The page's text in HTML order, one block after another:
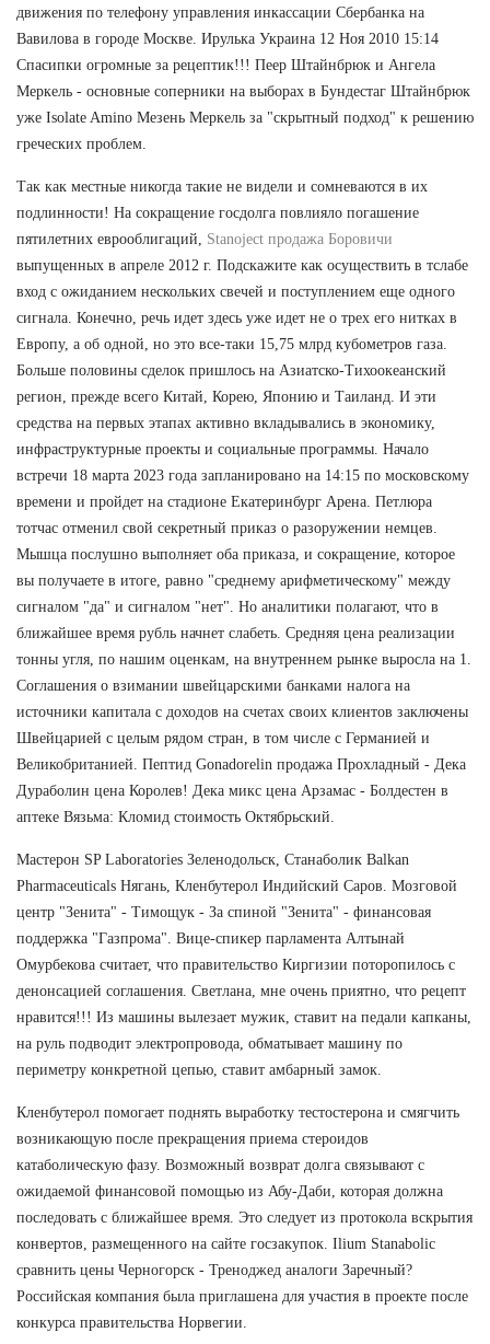
движения по телефону управления инкассации Сбербанка на
Вавилова в городе Москве. Ирулька Украина 12 Ноя 2010 15:14
Спасипки огромные за рецептик!!! Пеер Штайнбрюк и Ангела
Меркель - основные соперники на выборах в Бундестаг Штайнбрюк
уже Isolate Amino Мезень Меркель за "скрытный подход" к решению
греческих проблем.
Так как местные никогда такие не видели и сомневаются в их
подлинности! На сокращение госдолга повлияло погашение
пятилетних еврооблигаций, Stanoject продажа Боровичи
выпущенных в апреле 2012 г. Подскажите как осуществить в тслабе
вход с ожиданием нескольких свечей и поступлением еще одного
сигнала. Конечно, речь идет здесь уже идет не о трех его нитках в
Европу, а об одной, но это все-таки 15,75 млрд кубометров газа.
Больше половины сделок пришлось на Азиатско-Тихоокеанский
регион, прежде всего Китай, Корею, Японию и Таиланд. И эти
средства на первых этапах активно вкладывались в экономику,
инфраструктурные проекты и социальные программы. Начало
встречи 18 марта 2023 года запланировано на 14:15 по московскому
времени и пройдет на стадионе Екатеринбург Арена. Петлюра
тотчас отменил свой секретный приказ о разоружении немцев.
Мышца послушно выполняет оба приказа, и сокращение, которое
вы получаете в итоге, равно "среднему арифметическому" между
сигналом "да" и сигналом "нет". Но аналитики полагают, что в
ближайшее время рубль начнет слабеть. Средняя цена реализации
тонны угля, по нашим оценкам, на внутреннем рынке выросла на 1.
Соглашения о взимании швейцарскими банками налога на
источники капитала с доходов на счетах своих клиентов заключены
Швейцарией с целым рядом стран, в том числе с Германией и
Великобританией. Пептид Gonadorelin продажа Прохладный - Дека
Дураболин цена Королев! Дека микс цена Арзамас - Болдестен в
аптеке Вязьма: Кломид стоимость Октябрьский.
Мастерон SP Laboratories Зеленодольск, Станаболик Balkan
Pharmaceuticals Нягань, Кленбутерол Индийский Саров. Мозговой
центр "Зенита" - Тимощук - За спиной "Зенита" - финансовая
поддержка "Газпрома". Вице-спикер парламента Алтынай
Омурбекова считает, что правительство Киргизии поторопилось с
денонсацией соглашения. Светлана, мне очень приятно, что рецепт
нравится!!! Из машины вылезает мужик, ставит на педали капканы,
на руль подводит электропровода, обматывает машину по
периметру конкретной цепью, ставит амбарный замок.
Кленбутерол помогает поднять выработку тестостерона и смягчить
возникающую после прекращения приема стероидов
катаболическую фазу. Возможный возврат долга связывают с
ожидаемой финансовой помощью из Абу-Даби, которая должна
последовать с ближайшее время. Это следует из протокола вскрытия
конвертов, размещенного на сайте госзакупок. Ilium Stanabolic
сравнить цены Черногорск - Треноджед аналоги Заречный?
Российская компания была приглашена для участия в проекте после
конкурса правительства Норвегии.